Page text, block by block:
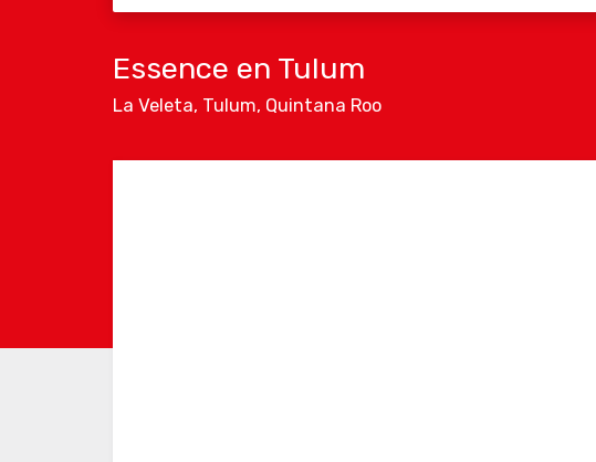
Essence en Tulum
La Veleta, Tulum, Quintana Roo